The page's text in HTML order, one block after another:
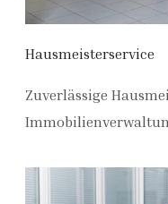
Hausmeisterservice
Zuverlässige